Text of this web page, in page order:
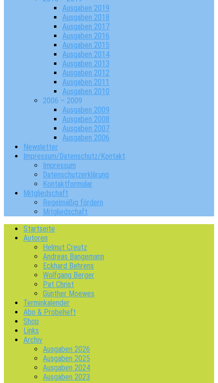
Ausgaben 2019
Ausgaben 2018
Ausgaben 2017
Ausgaben 2016
Ausgaben 2015
Ausgaben 2014
Ausgaben 2013
Ausgaben 2012
Ausgaben 2011
Ausgaben 2010
2006 – 2009
Ausgaben 2009
Ausgaben 2008
Ausgaben 2007
Ausgaben 2006
Newsletter
Impressum/Datenschutz/Kontakt
Impressum
Datenschutzerklärung
Kontaktformular
Mitgliedschaft
Regelmäßig fördern
Mitgliedschaft
Startseite
Autoren
Helmut Creutz
Andreas Bangemann
Eckhard Behrens
Wolfgang Berger
Pat Christ
Günther Moewes
Terminkalender
Abo & Probeheft
Shop
Links
Archiv
Ausgaben 2026
Ausgaben 2025
Ausgaben 2024
Ausgaben 2023